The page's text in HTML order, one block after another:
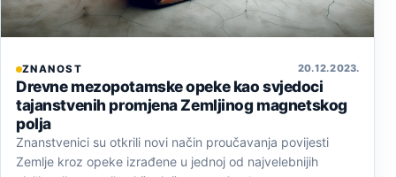
ZNANOST 20. 12. 2023.
Drevne mezopotamske opeke kao svjedoci
tajanstvenih promjena Zemljinog magnetskog
polja
Znanstvenici su otkrili novi način proučavanja povijesti
Zemlje kroz opeke izrađene u jednoj od najvelebnijih